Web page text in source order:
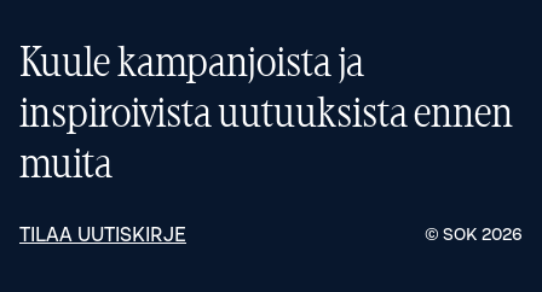
Kuule kampanjoista ja
inspiroivista uutuuksista ennen
muita
TILAA UUTISKIRJE © SOK 2026